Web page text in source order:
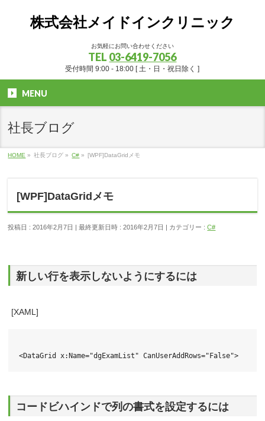
株式会社メイドインクリニック
お気軽にお問い合わせください
TEL 03-6419-7056
受付時間 9:00 - 18:00 [ 土・日・祝日除く ]
MENU
社長ブログ
HOME » 社長ブログ » C# » [WPF]DataGridメモ
[WPF]DataGridメモ
投稿日 : 2016年2月7日 最終更新日時 : 2016年2月7日 カテゴリー :C#
新しい行を表示しないようにするには
[XAML]
コードビハインドで列の書式を設定するには